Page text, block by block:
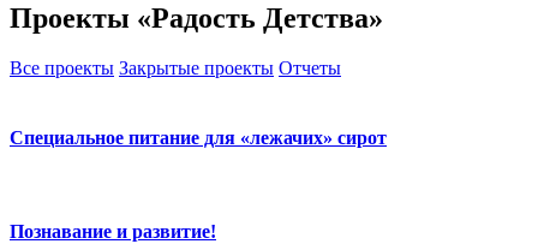
Проекты «Радость Детства»
Все проекты Закрытые проекты Отчеты
Специальное питание для «лежачих» сирот
Познавание и развитие!